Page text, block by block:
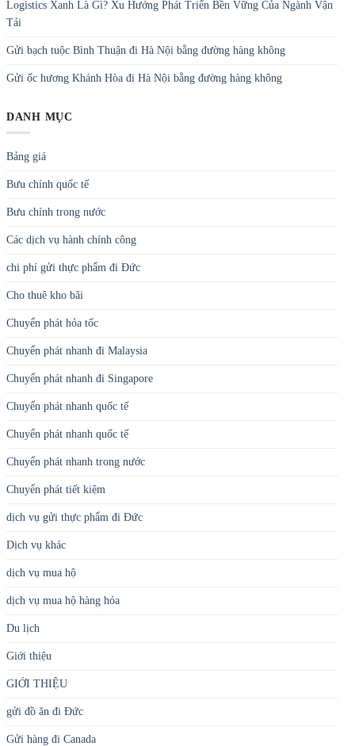
Logistics Xanh Là Gì? Xu Hướng Phát Triển Bền Vững Của Ngành Vận
Tải
Gửi bạch tuộc Bình Thuận đi Hà Nội bằng đường hàng không
Gửi ốc hương Khánh Hòa đi Hà Nội bằng đường hàng không
DANH MỤC
Bảng giá
Bưu chính quốc tế
Bưu chính trong nước
Các dịch vụ hành chính công
chi phí gửi thực phẩm đi Đức
Cho thuê kho bãi
Chuyển phát hỏa tốc
Chuyển phát nhanh đi Malaysia
Chuyển phát nhanh đi Singapore
Chuyển phát nhanh quốc tế
Chuyển phát nhanh quốc tế
Chuyển phát nhanh trong nước
Chuyển phát tiết kiệm
dịch vụ gửi thực phẩm đi Đức
Dịch vụ khác
dịch vụ mua hộ
dịch vụ mua hộ hàng hóa
Du lịch
Giới thiệu
GIỚI THIỆU
gửi đồ ăn đi Đức
Gửi hàng đi Canada